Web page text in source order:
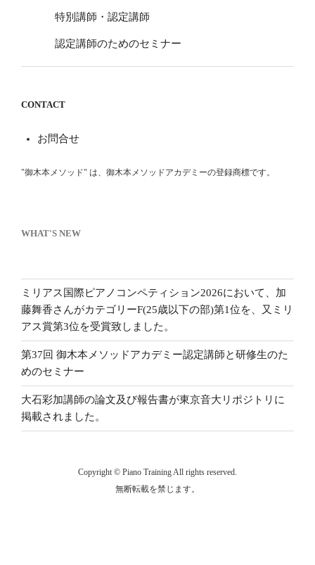
特別講師・認定講師
認定講師のためのセミナー
CONTACT
お問合せ
"御木本メソッド" は、御木本メソッドアカデミーの登録商標です。
WHAT'S NEW
ミリアス国際ピアノコンペティション2026において、加
藤舞香さんがカテゴリーF(25歳以下の部)第1位を、又ミリ
アス賞第3位を受賞致しました。
第37回 御木本メソッドアカデミー認定講師と研修生のた
めのセミナー
大石彩加講師の論文及び報告書が東京音大リポジトリに
掲載されました。
Copyright © Piano Training All rights reserved.
無断転載を禁じます。